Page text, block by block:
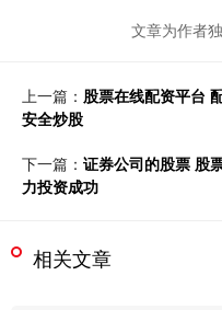
文章为作者
上一篇： 股票在线配资平台
安全炒股
下一篇： 证券公司的股票 股
力投资成功
相关文章